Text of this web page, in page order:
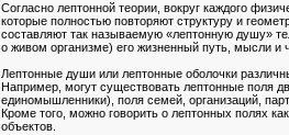
Согласно лептонной теории, вокруг каждого
которые полностью повторяют структуру и
составляют так называемую «лептонную душу»
о живом организме) его жизненный путь, мысли и
Лептонные души или лептонные оболочки
Например, могут существовать лептонные поля
единомышленники), поля семей, организаций,
Кроме того, можно говорить о лептонных полях
объектов.